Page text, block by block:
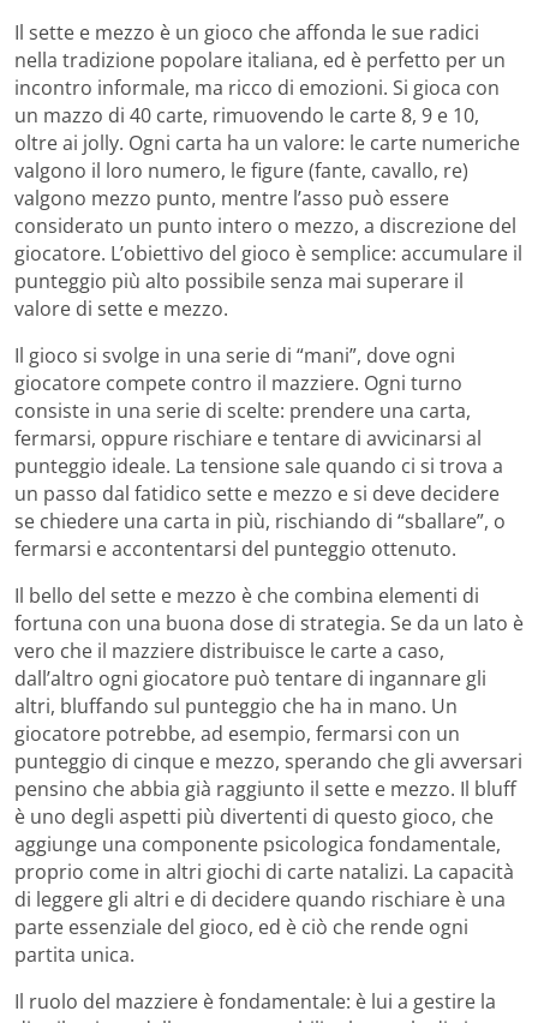
Il sette e mezzo è un gioco che affonda le sue radici
nella tradizione popolare italiana, ed è perfetto per un
incontro informale, ma ricco di emozioni. Si gioca con
un mazzo di 40 carte, rimuovendo le carte 8, 9 e 10,
oltre ai jolly. Ogni carta ha un valore: le carte numeriche
valgono il loro numero, le figure (fante, cavallo, re)
valgono mezzo punto, mentre l’asso può essere
considerato un punto intero o mezzo, a discrezione del
giocatore. L’obiettivo del gioco è semplice: accumulare il
punteggio più alto possibile senza mai superare il
valore di sette e mezzo.
Il gioco si svolge in una serie di “mani”, dove ogni
giocatore compete contro il mazziere. Ogni turno
consiste in una serie di scelte: prendere una carta,
fermarsi, oppure rischiare e tentare di avvicinarsi al
punteggio ideale. La tensione sale quando ci si trova a
un passo dal fatidico sette e mezzo e si deve decidere
se chiedere una carta in più, rischiando di “sballare”, o
fermarsi e accontentarsi del punteggio ottenuto.
Il bello del sette e mezzo è che combina elementi di
fortuna con una buona dose di strategia. Se da un lato è
vero che il mazziere distribuisce le carte a caso,
dall’altro ogni giocatore può tentare di ingannare gli
altri, bluffando sul punteggio che ha in mano. Un
giocatore potrebbe, ad esempio, fermarsi con un
punteggio di cinque e mezzo, sperando che gli avversari
pensino che abbia già raggiunto il sette e mezzo. Il bluff
è uno degli aspetti più divertenti di questo gioco, che
aggiunge una componente psicologica fondamentale,
proprio come in altri giochi di carte natalizi. La capacità
di leggere gli altri e di decidere quando rischiare è una
parte essenziale del gioco, ed è ciò che rende ogni
partita unica.
Il ruolo del mazziere è fondamentale: è lui a gestire la